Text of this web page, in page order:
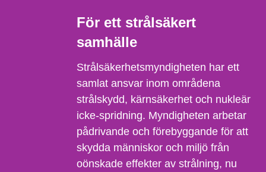
För ett strålsäkert
samhälle
Strålsäkerhetsmyndigheten har ett
samlat ansvar inom områdena
strålskydd, kärnsäkerhet och nukleär
icke-spridning. Myndigheten arbetar
pådrivande och förebyggande för att
skydda människor och miljö från
oönskade effekter av strålning, nu